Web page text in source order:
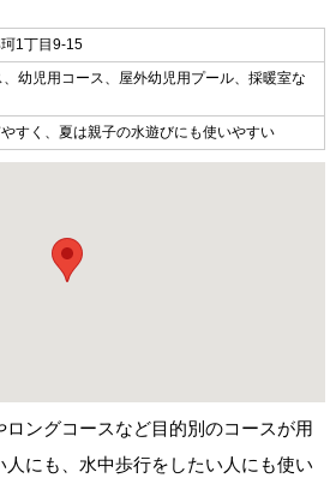
1丁目9-15
幼児用コース、屋外幼児用プール、採暖室な
すく、夏は親子の水遊びにも使いやすい
ロングコースなど目的別のコースが用
にも、水中歩行をしたい人にも使い